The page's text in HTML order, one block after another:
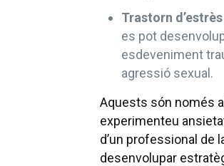
Trastorn
es pot
esdeveniment
agressió sexual.
Aquests són només
experimenteu
d’un professional de
desenvolupar